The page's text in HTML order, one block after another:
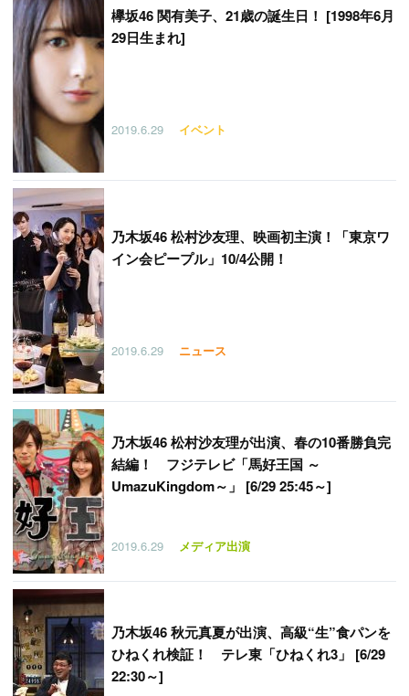
欅坂46 関有美子、21歳の誕生日！ [1998年6月
29日生まれ]
2019.6.29 イベント
乃木坂46 松村沙友理、映画初主演！「東京ワ
イン会ピープル」10/4公開！
2019.6.29 ニュース
乃木坂46 松村沙友理が出演、春の10番勝負完
結編！ フジテレビ「馬好王国 ～
UmazuKingdom～」 [6/29 25:45～]
2019.6.29 メディア出演
乃木坂46 秋元真夏が出演、高級“生”食パンを
ひねくれ検証！ テレ東「ひねくれ3」 [6/29
22:30～]